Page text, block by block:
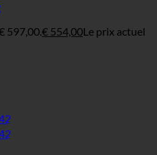
597,00.€ 554,00Le prix actuel